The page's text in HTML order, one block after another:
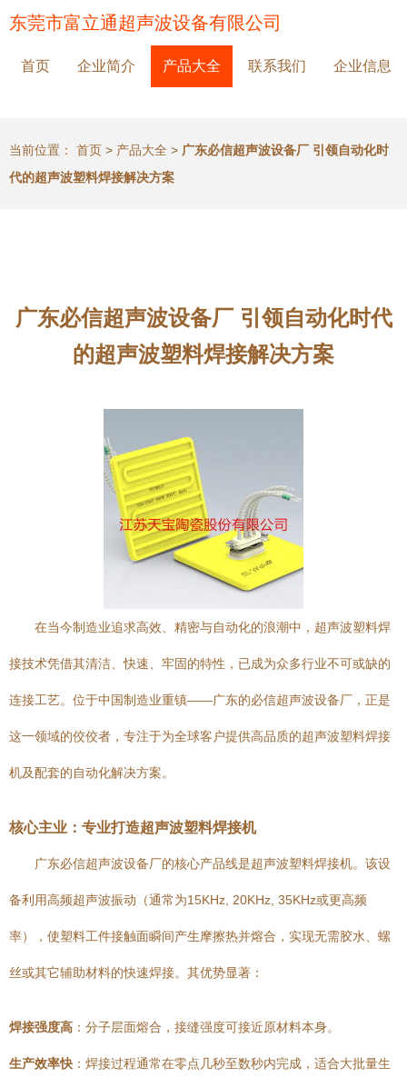
东莞市富立通超声波设备有限公司
首页 企业简介 产品大全 联系我们 企业信息
当前位置： 首页 > 产品大全 > 广东必信超声波设备厂 引领自动化时
代的超声波塑料焊接解决方案
广东必信超声波设备厂 引领自动化时代
的超声波塑料焊接解决方案
在当今制造业追求高效、精密与自动化的浪潮中，超声波塑料焊
接技术凭借其清洁、快速、牢固的特性，已成为众多行业不可或缺的
连接工艺。位于中国制造业重镇——广东的必信超声波设备厂，正是
这一领域的佼佼者，专注于为全球客户提供高品质的超声波塑料焊接
机及配套的自动化解决方案。
核心主业：专业打造超声波塑料焊接机
广东必信超声波设备厂的核心产品线是超声波塑料焊接机。该设
备利用高频超声波振动（通常为15KHz, 20KHz, 35KHz或更高频
率），使塑料工件接触面瞬间产生摩擦热并熔合，实现无需胶水、螺
丝或其它辅助材料的快速焊接。其优势显著：
焊接强度高 ：分子层面熔合，接缝强度可接近原材料本身。
生产效率快 ：焊接过程通常在零点几秒至数秒内完成，适合大批量生